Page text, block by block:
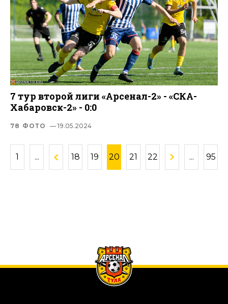
7 тур второй лиги «Арсенал-2» - «СКА-
Хабаровск-2» - 0:0
78 ФОТО — 19.05.2024
1 ... 18 19 20 21 22 ... 95